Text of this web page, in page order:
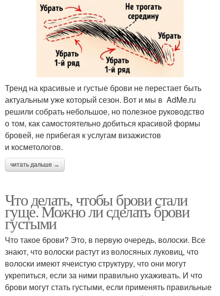
Тренд на красивые и густые брови не перестает быть
актуальным уже который сезон. Вот и мы в AdMe.ru
решили собрать небольшое, но полезное руководство
о том, как самостоятельно добиться красивой формы
бровей, не прибегая к услугам визажистов
и косметологов.
читать дальше →
Что делать, чтобы брови стали
гуще. Можно ли сделать брови
густыми
Что такое брови? Это, в первую очередь, волоски. Все
знают, что волоски растут из волосяных луковиц, что
волоски имеют ячеистую структуру, что они могут
укрепиться, если за ними правильно ухаживать. И что
брови могут стать густыми, если применять правильные